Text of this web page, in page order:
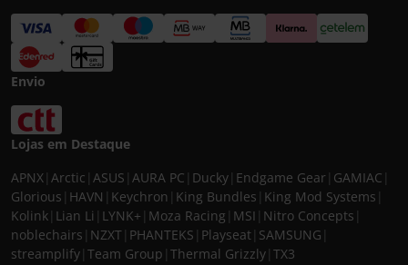
Envio
Lojas em Destaque
APNX Arctic ASUS AURA PC Ducky Endgame Gear GAMIAC
Glorious HAVN Keychron King Bundles King Mod Systems
Kolink Lian Li LYNK+ Moza Racing MSI Nitro Concepts
noblechairs NZXT PHANTEKS Playseat SAMSUNG
streamplify Team Group Thermal Grizzly TX3